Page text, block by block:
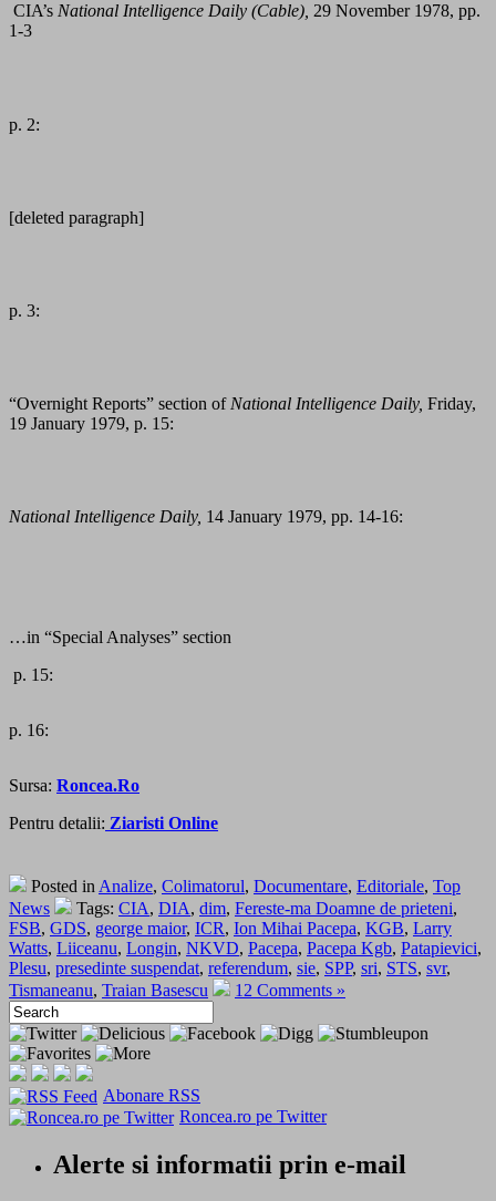
CIA’s National Intelligence Daily (Cable), 29 November 1978, pp.
1-3
p. 2:
[deleted paragraph]
p. 3:
“Overnight Reports” section of National Intelligence Daily, Friday,
19 January 1979, p. 15:
National Intelligence Daily, 14 January 1979, pp. 14-16:
…in “Special Analyses” section
p. 15:
p. 16:
Sursa: Roncea.Ro
Pentru detalii: Ziaristi Online
Posted in Analize, Colimatorul, Documentare, Editoriale, Top
News
Tags: CIA, DIA, dim, Fereste-ma Doamne de prieteni,
FSB, GDS, george maior, ICR, Ion Mihai Pacepa, KGB, Larry
Watts, Liiceanu, Longin, NKVD, Pacepa, Pacepa Kgb, Patapievici,
Plesu, presedinte suspendat, referendum, sie, SPP, sri, STS, svr,
Tismaneanu, Traian Basescu 12 Comments »
Abonare RSS
Roncea.ro pe Twitter
Alerte si informatii prin e-mail